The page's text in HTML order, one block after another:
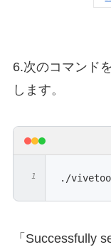
6.次のコマンド
します。
./
「Successfully